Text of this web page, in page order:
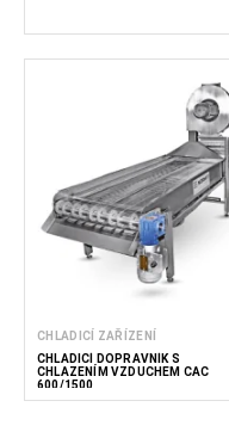
CHLADICÍ ZAŘÍZENÍ
CHLADICÍ DOPRAVNÍK S
CHLAZENÍM VZDUCHEM CAC
600/1500